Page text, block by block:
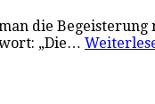
die
„Die…